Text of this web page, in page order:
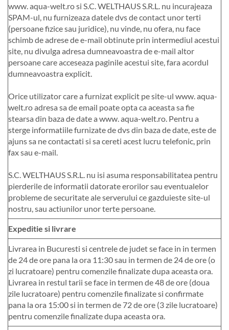
www. aqua-welt.ro si S.C. WELTHAUS S.R.L. nu incurajeaza
SPAM-ul, nu furnizeaza datele dvs de contact unor terti
(persoane fizice sau juridice), nu vinde, nu ofera, nu face
schimb de adrese de e-mail obtinute prin intermediul acestui
site, nu divulga adresa dumneavoastra de e-mail altor
persoane care acceseaza paginile acestui site, fara acordul
dumneavoastra explicit.
Orice utilizator care a furnizat explicit pe site-ul www. aqua-
welt.ro adresa sa de email poate opta ca aceasta sa fie
stearsa din baza de date a www. aqua-welt.ro. Pentru a
sterge informatiile furnizate de dvs din baza de date, este de
ajuns sa ne contactati si sa cereti acest lucru telefonic, prin
fax sau e-mail.
S.C. WELTHAUS S.R.L. nu isi asuma responsabilitatea pentru
pierderile de informatii datorate erorilor sau eventualelor
probleme de securitate ale serverului ce gazduieste site-ul
nostru, sau actiunilor unor terte persoane.
Expeditie si livrare
Livrarea in Bucuresti si centrele de judet se face in in termen
de 24 de ore pana la ora 11:30 sau in termen de 24 de ore (o
zi lucratoare) pentru comenzile finalizate dupa aceasta ora.
Livrarea in restul tarii se face in termen de 48 de ore (doua
zile lucratoare) pentru comenzile finalizate si confirmate
pana la ora 15:00 si in termen de 72 de ore (3 zile lucratoare)
pentru comenzile finalizate dupa aceasta ora.